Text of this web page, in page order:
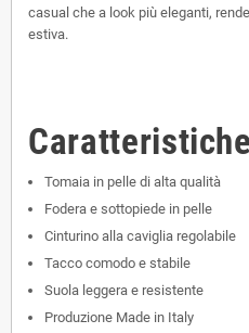
casual che a look più eleganti,
estiva.
Tomaia in pelle di alta qualità
Fodera e sottopiede in pelle
Cinturino alla caviglia regolabile
Tacco comodo e stabile
Suola leggera e resistente
Produzione Made in Italy